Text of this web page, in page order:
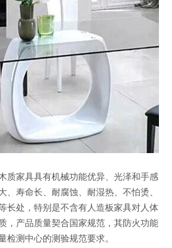
质家具具有机械功能优异、光泽和手感
、寿命长、耐腐蚀、耐湿热、不怕烫、
长处，特别是不含有人造板家具对人体
，产品质量契合国家规范，其防火功能
检测中心的测验规范要求。